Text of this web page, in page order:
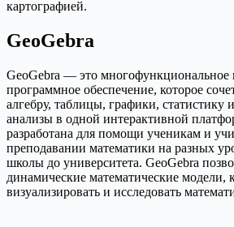
картографией.
GeoGebra
GeoGebra — это многофункциональное
программное обеспечение, которое
алгебру, таблицы, графики, статистику
анализы в одной интерактивной
разработана для помощи ученикам и
преподавании математики на разных
школы до университета. GeoGebra
динамические математические модели,
визуализировать и исследовать